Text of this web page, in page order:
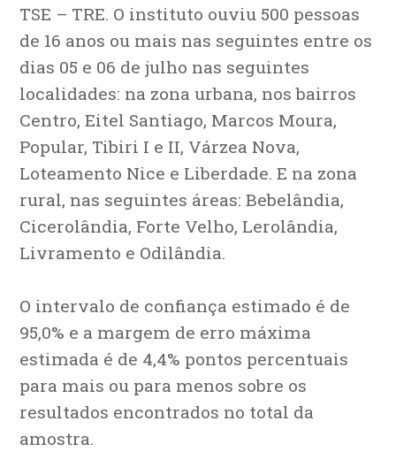
TSE – TRE. O instituto ouviu 500 pessoas
de 16 anos ou mais nas seguintes entre os
dias 05 e 06 de julho nas seguintes
localidades: na zona urbana, nos bairros
Centro, Eitel Santiago, Marcos Moura,
Popular, Tibiri I e II, Várzea Nova,
Loteamento Nice e Liberdade. E na zona
rural, nas seguintes áreas: Bebelândia,
Cicerolândia, Forte Velho, Lerolândia,
Livramento e Odilândia.
O intervalo de confiança estimado é de
95,0% e a margem de erro máxima
estimada é de 4,4% pontos percentuais
para mais ou para menos sobre os
resultados encontrados no total da
amostra.